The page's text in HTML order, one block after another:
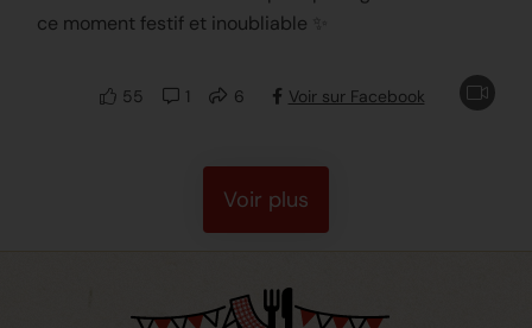
ce moment festif et inoubliable ✨
55 1 6 Voir sur Facebook
Voir plus